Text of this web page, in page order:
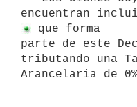
encuentran
que forma
parte de este
tributando una
Arancelaria de